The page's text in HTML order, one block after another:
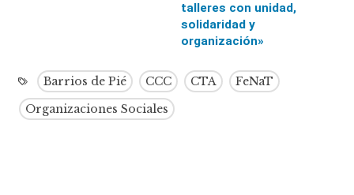
talleres con unidad,
solidaridad y
organización»
Barrios de Pié CCC CTA
FeNaT
Organizaciones Sociales